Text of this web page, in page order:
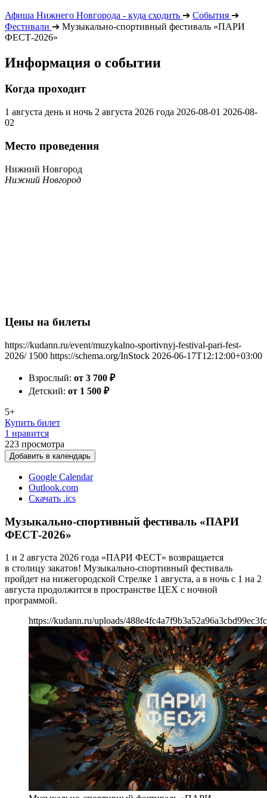
Афиша Нижнего Новгорода - куда сходить ➔ События ➔
Фестивали ➔ Музыкально-спортивный фестиваль «ПАРИ
ФЕСТ-2026»
Информация о событии
Когда проходит
1 августа день и ночь 2 августа 2026 года 2026-08-01 2026-08-
02
Место проведения
Нижний Новгород
Нижний Новгород
Цены на билеты
https://kudann.ru/event/muzykalno-sportivnyj-festival-pari-fest-
2026/ 1500 https://schema.org/InStock 2026-06-17T12:12:00+03:00
Взрослый: от 3 700 ₽
Детский: от 1 500 ₽
5+
Купить билет
1 нравится
223 просмотра
Добавить в календарь
Google Calendar
Outlook.com
Скачать .ics
Музыкально-спортивный фестиваль «ПАРИ
ФЕСТ-2026»
1 и 2 августа 2026 года «ПАРИ ФЕСТ» возвращается
в столицу закатов! Музыкально-спортивный фестиваль
пройдет на нижегородской Стрелке 1 августа, а в ночь с 1 на 2
августа продолжится в пространстве ЦЕХ с ночной
программой.
https://kudann.ru/uploads/